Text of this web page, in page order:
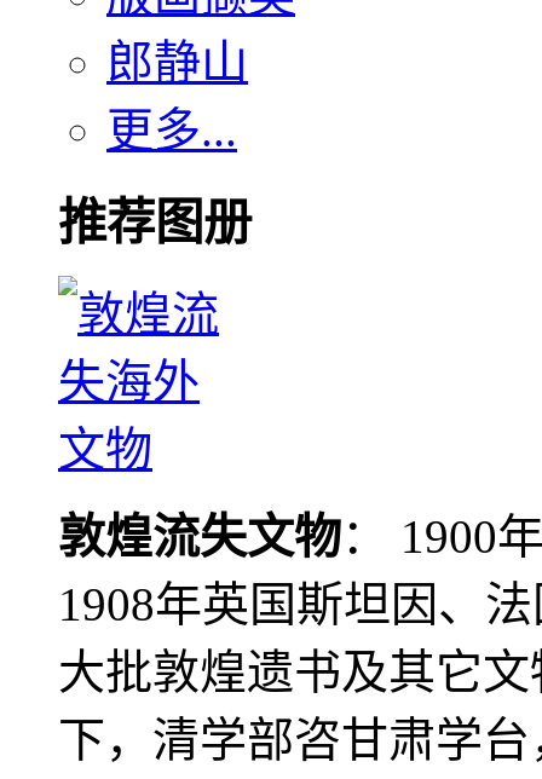
郎静山
更多...
推荐图册
敦煌流失文物： 1900
1908年英国斯坦因、
大批敦煌遗书及其它
下，清学部咨甘肃学